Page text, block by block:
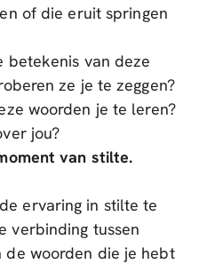
of die eruit springen
betekenis van deze
ze je te zeggen?
woorden je te leren?
jou?
van stilte.
ervaring in stilte te
verbinding tussen
de woorden die je hebt